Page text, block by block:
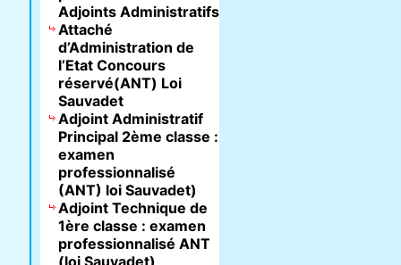
Adjoints Administratifs
Attaché
d’Administration de
l’Etat Concours
réservé(ANT) Loi
Sauvadet
Adjoint Administratif
Principal 2ème classe :
examen
professionnalisé
(ANT) loi Sauvadet)
Adjoint Technique de
1ère classe : examen
professionnalisé ANT
(loi Sauvadet)